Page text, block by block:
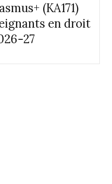
(KA171)
en droit
27